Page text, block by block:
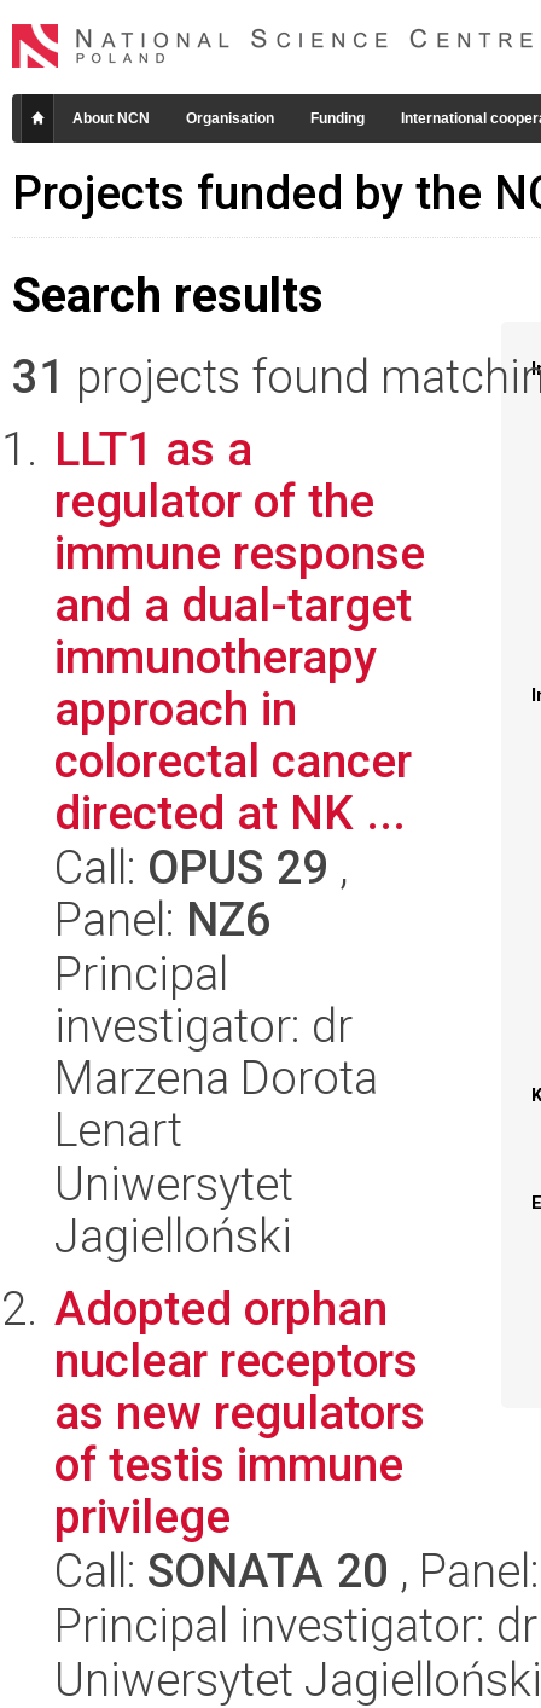
About NCN Organisation Funding International
Projects funded by the
Search results
31 projects found
LLT1 as a
regulator of the
immune response
and a dual-target
immunotherapy
approach in
colorectal cancer
directed at NK ...
Call: OPUS 29 ,
Panel: NZ6
Principal
investigator: dr
Marzena Dorota
Lenart
Uniwersytet
Jagielloński
Adopted orphan
nuclear receptors
as new regulators
of testis immune
privilege
Call: SONATA 20 ,
Principal investigator:
Uniwersytet Jagielloński